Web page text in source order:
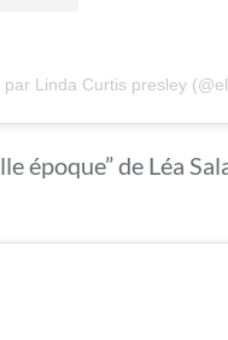
époque” de Léa